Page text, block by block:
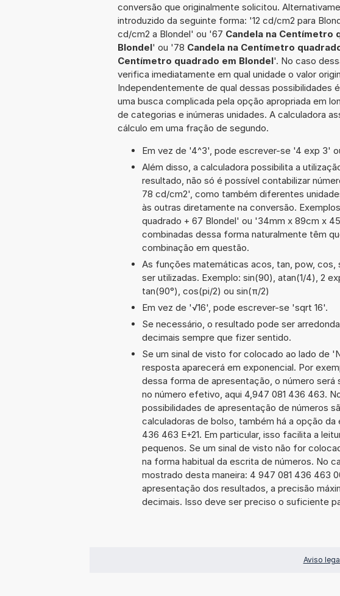
conversão que originalmente solicitou.
introduzido da seguinte forma: '12 cd/cm2 para
cd/cm2 a Blondel' ou '67 Candela na Centímetro
Blondel' ou '78 Candela na Centímetro
Centímetro quadrado em Blondel'. No caso
verifica imediatamente em qual unidade o valor
Independentemente de qual dessas possibilidades
uma busca complicada pela opção apropriada em
de categorias e inúmeras unidades. A calculadora
cálculo em uma fração de segundo.
Em vez de '4^3', pode escrever-se '4 exp 3'
Além disso, a calculadora possibilita a
resultado, não só é possível contabilizar
78 cd/cm2', como também diferentes
às outras diretamente na conversão.
quadrado + 67 Blondel' ou '34mm x 89cm x
combinadas dessa forma naturalmente têm
combinação em questão.
As funções matemáticas acos, tan, pow, cos,
ser utilizadas. Exemplo: sin(90), atan(1/4), 2
tan(90°), cos(pi/2) ou sin(π/2)
Em vez de '√16', pode escrever-se 'sqrt 16'.
Se necessário, o resultado pode ser
decimais sempre que fizer sentido.
Se um sinal de visto for colocado ao lado de
resposta aparecerá em exponencial. Por
dessa forma de apresentação, o número será
no número efetivo, aqui 4,947 081 436 463.
possibilidades de apresentação de números
calculadoras de bolso, também há a opção
436 463 E+21. Em particular, isso facilita a
pequenos. Se um sinal de visto não for
na forma habitual da escrita de números. No
mostrado desta maneira: 4 947 081 436 463
apresentação dos resultados, a precisão
decimais. Isso deve ser preciso o suficiente
Aviso